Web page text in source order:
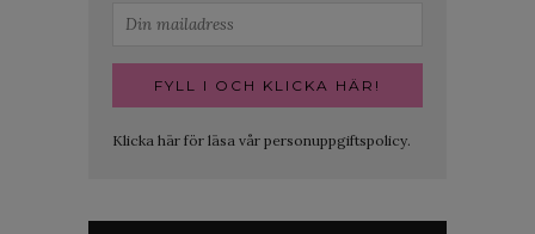
Klicka här för läsa vår personuppgiftspolicy.